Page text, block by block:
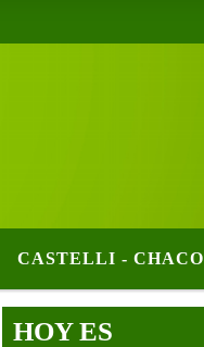
CASTELLI - CHACO
HOY ES